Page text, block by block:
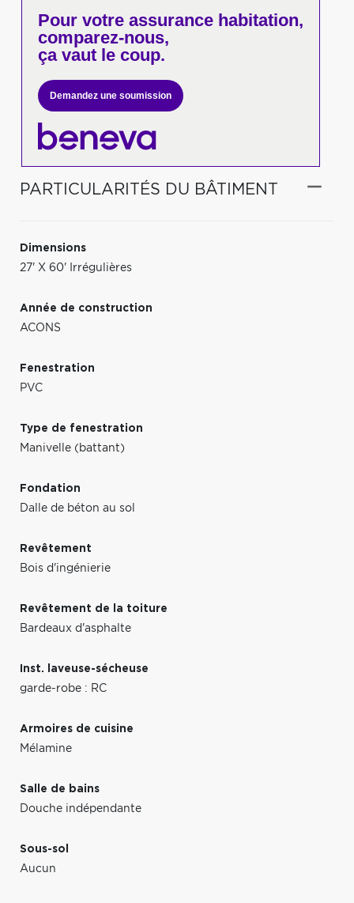
Pour votreassurance habitation,
comparez-nous,
ça vaut le coup.
Demandez une soumission
PARTICULARITÉS DU BÂTIMENT
Dimensions
27' X 60' Irrégulières
Année de construction
ACONS
Fenestration
PVC
Type de fenestration
Manivelle (battant)
Fondation
Dalle de béton au sol
Revêtement
Bois d'ingénierie
Revêtement de la toiture
Bardeaux d'asphalte
Inst. laveuse-sécheuse
garde-robe : RC
Armoires de cuisine
Mélamine
Salle de bains
Douche indépendante
Sous-sol
Aucun